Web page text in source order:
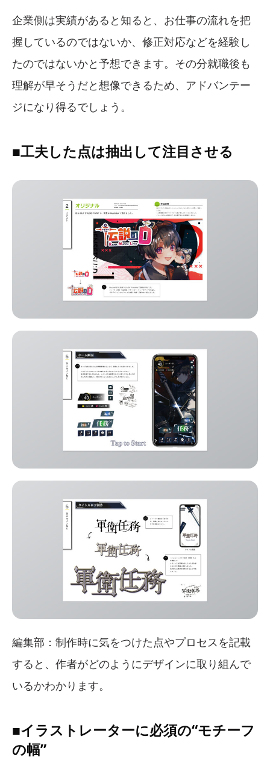
企業側は実績があると知ると、お仕事の流れを把
握しているのではないか、修正対応などを経験し
たのではないかと予想できます。その分就職後も
理解が早そうだと想像できるため、アドバンテー
ジになり得るでしょう。
■工夫した点は抽出して注目させる
編集部：制作時に気をつけた点やプロセスを記載
すると、作者がどのようにデザインに取り組んで
いるかわかります。
■イラストレーターに必須の“モチーフ
の幅”